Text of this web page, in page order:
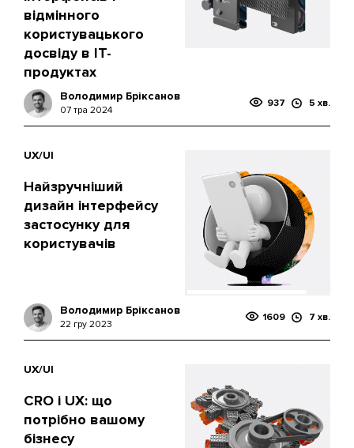
відмінного
користувацького
досвіду в IT-
продуктах
Володимир Бріксанов
07 тра 2024
937 5 хв.
UX/UI
Найзручніший
дизайн інтерфейсу
застосунку для
користувачів
Володимир Бріксанов
22 гру 2023
1609 7 хв.
UX/UI
CRO і UX: що
потрібно вашому
бізнесу